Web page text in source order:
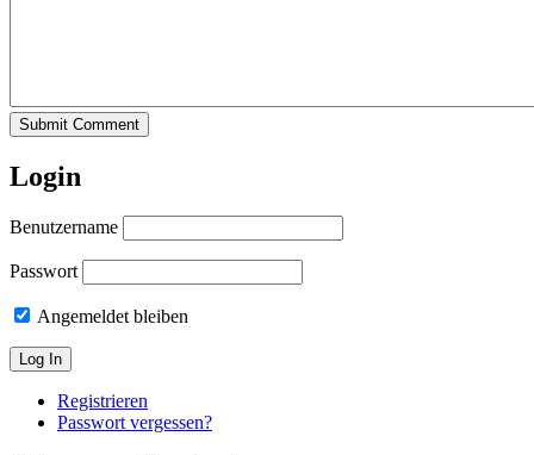
Submit Comment
Login
Benutzername
Passwort
Angemeldet bleiben
Registrieren
Passwort vergessen?